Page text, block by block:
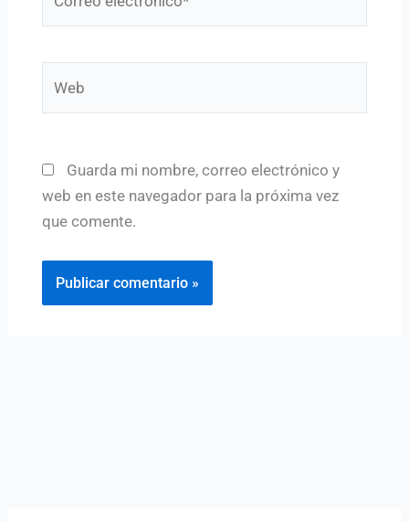
Guarda mi nombre, correo electrónico y
web en este navegador para la próxima vez
que comente.